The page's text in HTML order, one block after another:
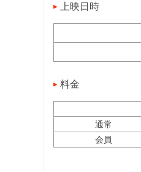
上映日時
料金
通常
会員